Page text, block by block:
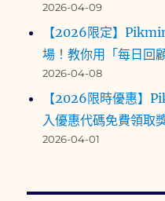
2026-04-09
【2026限定】
場！教你用「每日回
2026-04-08
【2026限時優惠】
入優惠代碼免費領取
2026-04-01